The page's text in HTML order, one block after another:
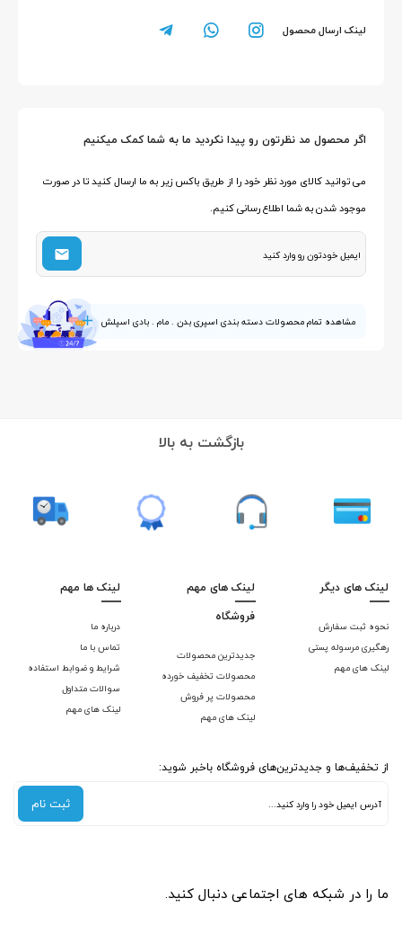
لینک ارسال محصول
اگر محصول مد نظرتون رو پیدا نکردید ما به شما کمک میکنیم
می توانید کالای مورد نظر خود را از طریق باکس زیر به ما ارسال کنید تا در صورت
موجود شدن به شما اطلاع رسانی کنیم.
مشاهده تمام محصولات دسته بندی اسپری بدن . مام . بادی اسپلش
بازگشت به بالا
لینک های دیگر
نحوه ثبت سفارش
رهگیری مرسوله پستی
لینک های مهم
لینک های مهم
فروشگاه
جدیدترین محصولات
محصولات تخفیف خورده
محصولات پر فروش
لینک های مهم
لینک ها مهم
درباره ما
تماس با ما
شرایط و ضوابط استفاده
سوالات متداول
لینک های مهم
از تخفیف‌ها و جدیدترین‌های فروشگاه باخبر شوید:
ثبت نام
ما را در شبکه های اجتماعی دنبال کنید.